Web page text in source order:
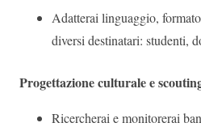
Adatterai linguaggio,
diversi destinatari: studenti,
Progettazione culturale e
Ricercherai e monitorerai